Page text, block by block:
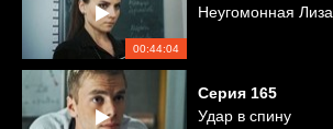
00:44:04
Неугомонная Лиза
Серия 165
Удар в спину